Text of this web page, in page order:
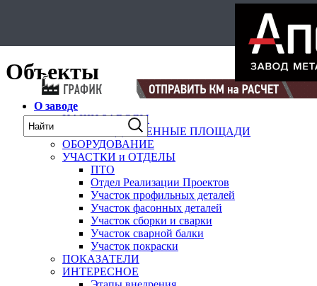
Объекты
О заводе
НАШИ ЗАВОДЫ
ПРОИЗВОДСТВЕННЫЕ ПЛОЩАДИ
ОБОРУДОВАНИЕ
УЧАСТКИ и ОТДЕЛЫ
ПТО
Отдел Реализации Проектов
Участок профильных деталей
Участок фасонных деталей
Участок сборки и сварки
Участок сварной балки
Участок покраски
ПОКАЗАТЕЛИ
ИНТЕРЕСНОЕ